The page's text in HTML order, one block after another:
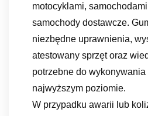
motocyklami,
samochody dostawcze.
niezbędne uprawnienia,
atestowany sprzęt oraz
potrzebne do wykonywania
najwyższym poziomie.
W przypadku awarii lub